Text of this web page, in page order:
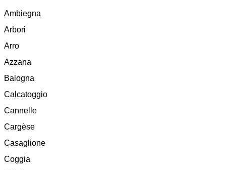
Ambiegna
Arbori
Arro
Azzana
Balogna
Calcatoggio
Cannelle
Cargèse
Casaglione
Coggia